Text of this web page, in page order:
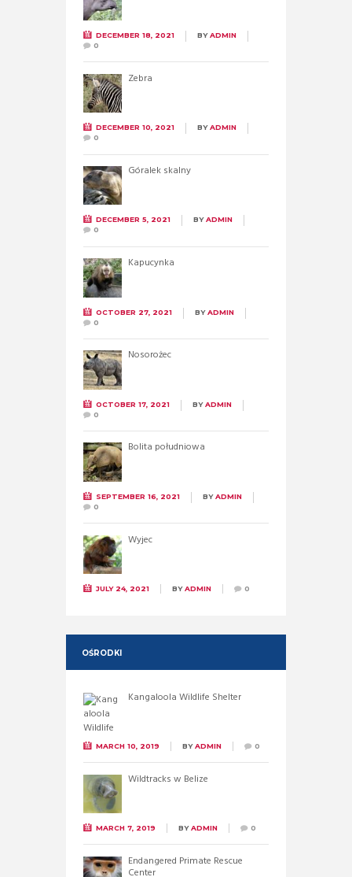
DECEMBER 18, 2021 BYADMIN
0
Zebra
DECEMBER 10, 2021 BYADMIN
0
Góralek skalny
DECEMBER 5, 2021 BYADMIN
0
Kapucynka
OCTOBER 27, 2021 BYADMIN
0
Nosorożec
OCTOBER 17, 2021 BYADMIN
0
Bolita południowa
SEPTEMBER 16, 2021 BYADMIN
0
Wyjec
JULY 24, 2021 BYADMIN 0
OŚRODKI
Kangaloola Wildlife Shelter
MARCH 10, 2019 BYADMIN 0
Wildtracks w Belize
MARCH 7, 2019 BYADMIN 0
Endangered Primate Rescue
Center